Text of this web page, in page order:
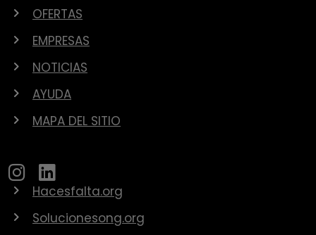
OFERTAS
EMPRESAS
NOTICIAS
AYUDA
MAPA DEL SITIO
Hacesfalta.org
Solucionesong.org